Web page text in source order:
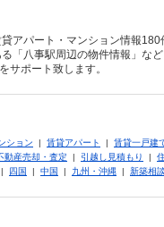
アパート・マンション情報
「八事駅周辺の物件情報」な
サポート致します。
ション | 賃貸アパート | 賃貸一戸建
動産売却・査定 | 引越し見積もり |
| 四国 | 中国 | 九州・沖縄 | 新築相